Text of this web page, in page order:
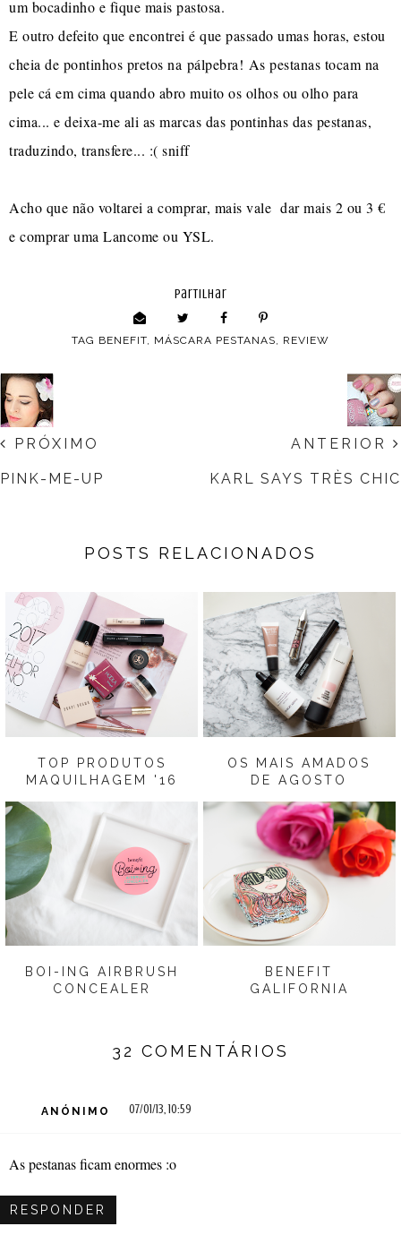
um bocadinho e fique mais pastosa.
E outro defeito que encontrei é que passado umas horas, estou
cheia de pontinhos pretos na pálpebra! As pestanas tocam na
pele cá em cima quando abro muito os olhos ou olho para
cima... e deixa-me ali as marcas das pontinhas das pestanas,
traduzindo, transfere... :( sniff
Acho que não voltarei a comprar, mais vale dar mais 2 ou 3 €
e comprar uma Lancome ou YSL.
partilhar
TAG BENEFIT, MÁSCARA PESTANAS, REVIEW
ANTERIOR
KARL SAYS TRÈS CHIC
PRÓXIMO
PINK-ME-UP
POSTS RELACIONADOS
TOP PRODUTOS
MAQUILHAGEM '16
OS MAIS AMADOS
DE AGOSTO
BOI-ING AIRBRUSH
CONCEALER
BENEFIT
GALIFORNIA
32 COMENTÁRIOS
ANÓNIMO 07/01/13, 10:59
As pestanas ficam enormes :o
RESPONDER